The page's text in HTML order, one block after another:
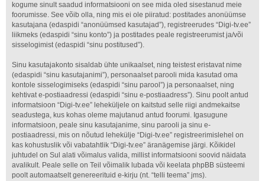
kogume sinult saadud informatsiooni on see mida oled sisestanud meie
foorumisse. See võib olla, ning mis ei ole piiratud: postitades anonüümse
kasutajana (edaspidi “anonüümsed kasutajad”), registreerudes “Digi-tv.ee”
liikmeks (edaspidi “sinu konto”) ja postitades peale registreerumist ja/või
sisselogimist (edaspidi “sinu postitused”).
Sinu kasutajakonto sisaldab ühte unikaalset, ning teistest eristavat nime
(edaspidi “sinu kasutajanimi”), personaalset parooli mida kasutad oma
kontole sisselogimiseks (edaspidi “sinu parool”) ja personaalset, ning
kehtivat e-postiaadressi (edaspidi “sinu e-postiaadress”). Sinu poolt antud
informatsioon “Digi-tv.ee” leheküljele on kaitstud selle riigi andmekaitse
seadustega, kus kohas oleme majutanud antud foorumi. Igasugune
informatsioon, peale sinu kasutajanime, sinu parooli ja sinu e-
postiaadressi, mis on nõutud lehekülje “Digi-tv.ee” registreerimislehel on
kas kohustuslik või vabatahtlik “Digi-tv.ee” äranägemise järgi. Kõikidel
juhtudel on Sul alati võimalus valida, millist informatsiooni soovid näidata
avalikult. Peale selle on Teil võimalik lubada või keelata phpBB süsteemi
poolt automaatselt genereerituid e-kirju (nt. “telli teema” jms).